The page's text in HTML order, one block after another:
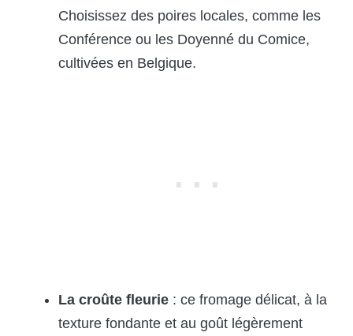
Choisissez des poires locales, comme les
Conférence ou les Doyenné du Comice,
cultivées en Belgique.
La croûte fleurie : ce fromage délicat, à la
texture fondante et au goût légèrement